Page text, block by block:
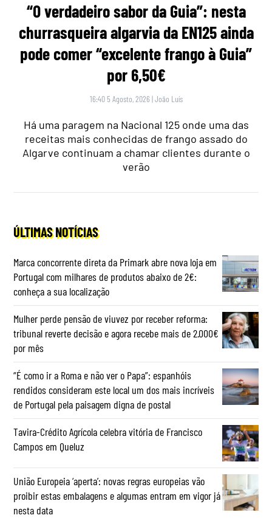
“O verdadeiro sabor da Guia”: nesta
churrasqueira algarvia da EN125 ainda
pode comer “excelente frango à Guia”
por 6,50€
16:40 5 Agosto, 2026 |João Luís
Há uma paragem na Nacional 125 onde uma das
receitas mais conhecidas de frango assado do
Algarve continuam a chamar clientes durante o
verão
ÚLTIMAS NOTÍCIAS
Marca concorrente direta da Primark abre nova loja em
Portugal com milhares de produtos abaixo de 2€:
conheça a sua localização
Mulher perde pensão de viuvez por receber reforma:
tribunal reverte decisão e agora recebe mais de 2.000€
por mês
“É como ir a Roma e não ver o Papa”: espanhóis
rendidos consideram este local um dos mais incríveis
de Portugal pela paisagem digna de postal
Tavira-Crédito Agrícola celebra vitória de Francisco
Campos em Queluz
União Europeia ‘aperta’: novas regras europeias vão
proibir estas embalagens e algumas entram em vigor já
nesta data